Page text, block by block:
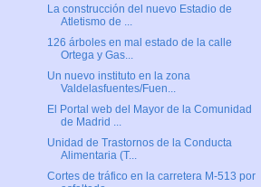
La construcción del nuevo Estadio de
Atletismo de ...
126 árboles en mal estado de la calle
Ortega y Gas...
Un nuevo instituto en la zona
Valdelasfuentes/Fuen...
El Portal web del Mayor de la Comunidad
de Madrid ...
Unidad de Trastornos de la Conducta
Alimentaria (T...
Cortes de tráfico en la carretera M-513 por